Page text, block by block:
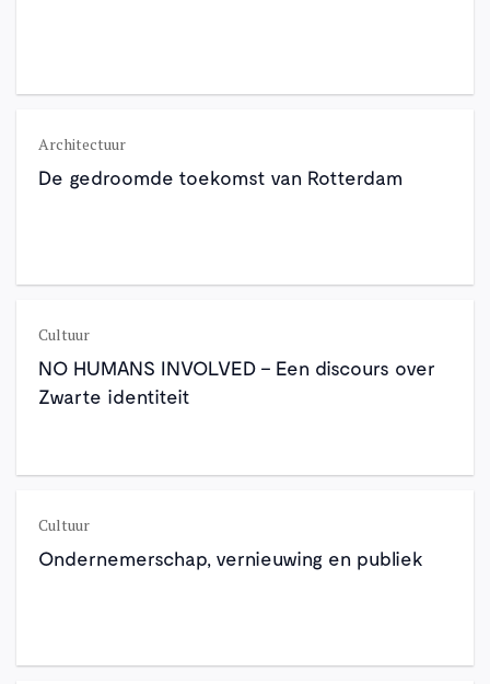
Architectuur
De gedroomde toekomst van Rotterdam
Cultuur
NO HUMANS INVOLVED – Een discours over
Zwarte identiteit
Cultuur
Ondernemerschap, vernieuwing en publiek